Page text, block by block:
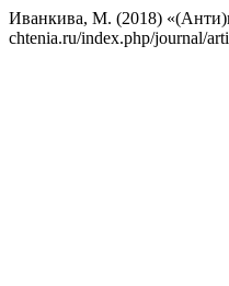
Иванкива, М. (2018)
chtenia.ru/index.php/journal/